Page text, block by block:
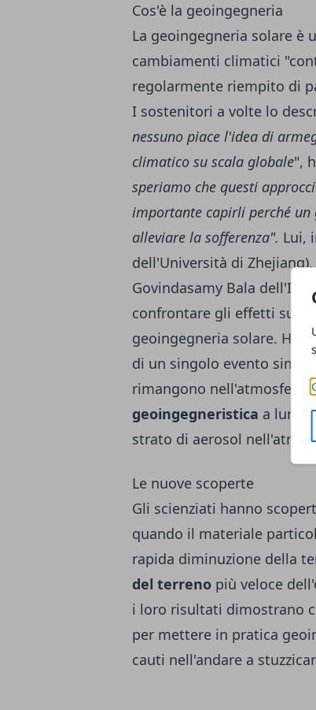
Cos'è la geoingegneria
La geoingegneria solare è
cambiamenti climatici
regolarmente riempito di
I sostenitori a volte lo
nessuno piace l'idea di
climatico su scala globale",
speriamo che questi
importante capirli perché un
alleviare la sofferenza". Lui,
dell'Università di
Govindasamy Bala
confrontare gli effetti sul
geoingegneria solare.
di un singolo evento simile
rimangono nell'atmosfera
geoingegneristica a
strato di aerosol
Le nuove scoperte
Gli scienziati hanno
quando il materiale
rapida diminuzione della
del terreno più veloce
i loro risultati dimostrano
per mettere in pratica
cauti nell'andare a